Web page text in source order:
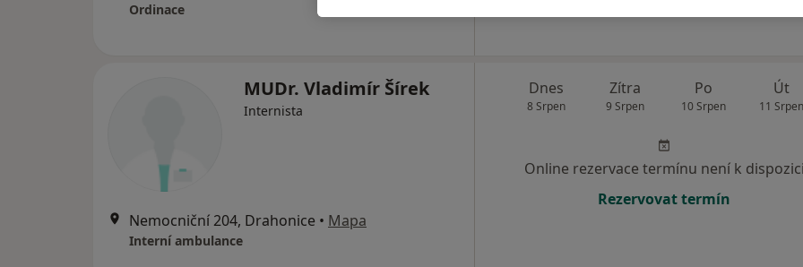
Ordinace
MUDr. Vladimír Šírek
Internista
Nemocniční 204, Drahonice • Mapa
Interní ambulance
Dnes
8 Srpen
Zítra
9 Srpen
Po
10 Srpen
Út
11 Srpen
Online rezervace termínu není k dispozici
Rezervovat termín